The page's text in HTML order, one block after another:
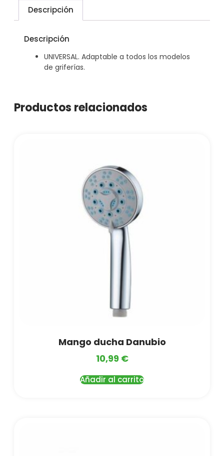
Descripción
Descripción
UNIVERSAL. Adaptable a todos los modelos
de griferías.
Productos relacionados
Mango ducha Danubio
10,99 €
Añadir al carrito